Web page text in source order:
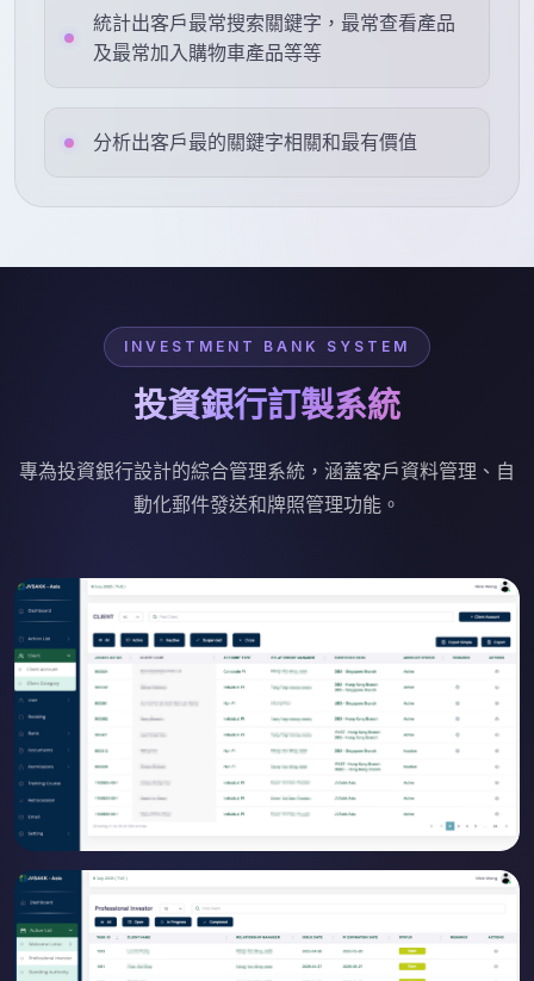
統計出客戶最常搜索關鍵字，最常查看產品
及最常加入購物車產品等等
分析出客戶最的關鍵字相關和最有價值
INVESTMENT BANK SYSTEM
投資銀行訂製系統
專為投資銀行設計的綜合管理系統，涵蓋客戶資料管理、自
動化郵件發送和牌照管理功能。